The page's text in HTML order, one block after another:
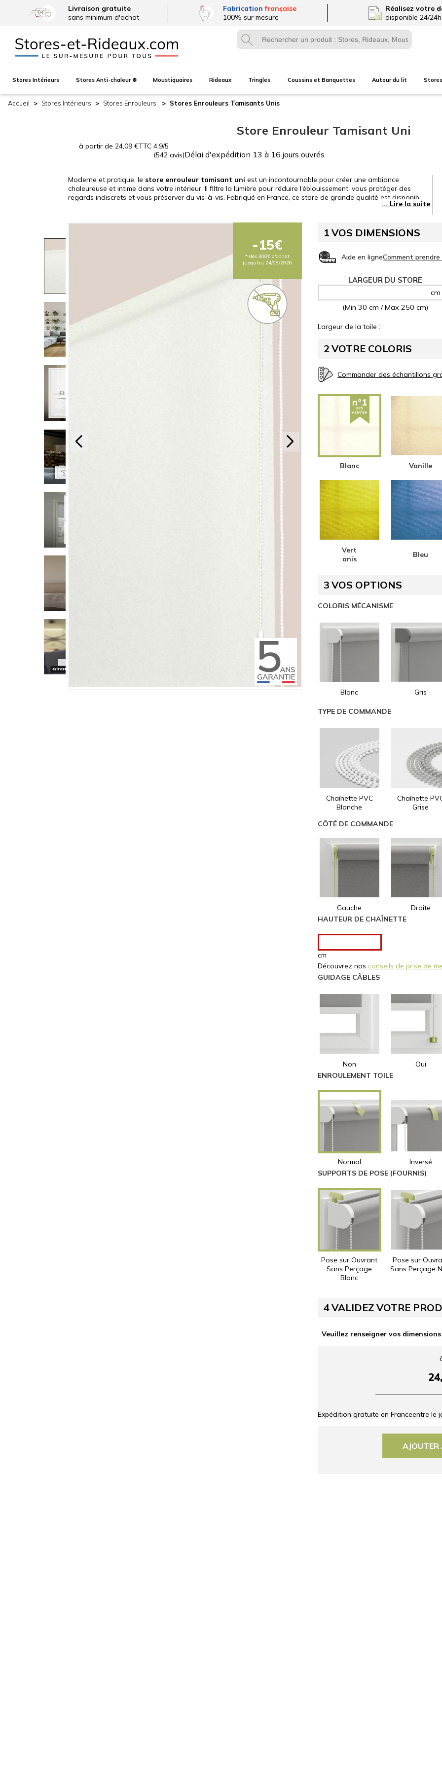
Livraison gratuite
sans minimum d'achat
Fabrication française
100% sur mesure
Réalisezvotre
disponible 24/24h
StoresIntérieurs Stores Anti-chaleur ❄️ Moustiquaires Rideaux Tringles Coussins et Banquettes Autour du lit Stores
Accueil Stores Intérieurs Stores Enrouleurs Stores Enrouleurs Tamisants Unis
Store Enrouleur Tamisant Uni
à partir de 24,09 €TTC 4,9/5
(542 avis)Délai d'expédition 13 à 16 jours ouvrés
-15€
* dès 300€ d'achat
jusqu'au 24/08/2026
Moderne et pratique, le store enrouleur tamisant uni est un incontournable pour créer une ambiance
chaleureuse et intime dans votre intérieur. Il filtre la lumière pour réduire l’éblouissement, vous protéger des
regards indiscrets et vous préserver du vis-à-vis. Fabriqué en France, ce store de grande qualité est disponible
1 VOS DIMENSIONS
Aide en ligne
LARGEUR
cm
(Min 30 cm / Max 250 cm)
Largeur de la toile :
2 VOTRE COLORIS
Blanc Vanille
Vert
anis
Bleu
3 VOS OPTIONS
COLORIS MÉCANISME
Blanc Gris
TYPE DE COMMANDE
Chaînette PVC
Blanche
Chaînette
Grise
CÔTÉ DE COMMANDE
Gauche
Droite
HAUTEUR DE CHAÎNETTE
cm
Découvrez nos conseils de prise de
GUIDAGE CÂBLES
Non
Oui
ENROULEMENT TOILE
Normal
Inversé
SUPPORTS DE POSE (FOURNIS)
Pose sur Ouvrant
Sans Perçage
Blanc
Pose sur
Sans Perçage
4VALIDEZ VOTRE
Veuillez renseigner vos
Expédition gratuite en Franceentre le
AJOUTER